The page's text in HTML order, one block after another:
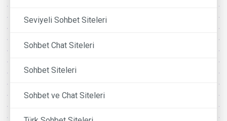
Seviyeli Sohbet Siteleri
Sohbet Chat Siteleri
Sohbet Siteleri
Sohbet ve Chat Siteleri